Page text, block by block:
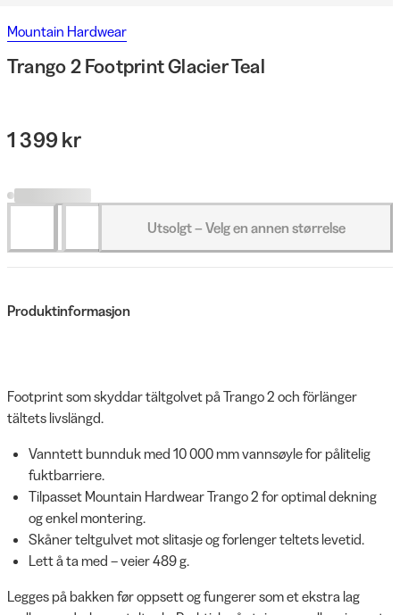
Mountain Hardwear
Trango 2 Footprint Glacier Teal
1 399 kr
Utsolgt – Velg en annen størrelse
Produktinformasjon
Footprint som skyddar tältgolvet på Trango 2 och förlänger
tältets livslängd.
Vanntett bunnduk med 10 000 mm vannsøyle for pålitelig
fuktbarriere.
Tilpasset Mountain Hardwear Trango 2 for optimal dekning
og enkel montering.
Skåner teltgulvet mot slitasje og forlenger teltets levetid.
Lett å ta med – veier 489 g.
Legges på bakken før oppsett og fungerer som et ekstra lag